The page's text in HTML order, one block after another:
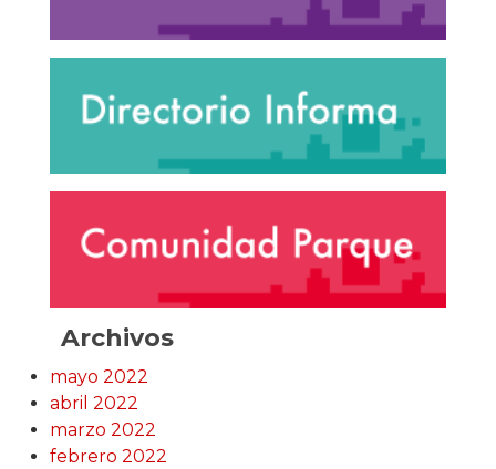
Archivos
mayo 2022
abril 2022
marzo 2022
febrero 2022